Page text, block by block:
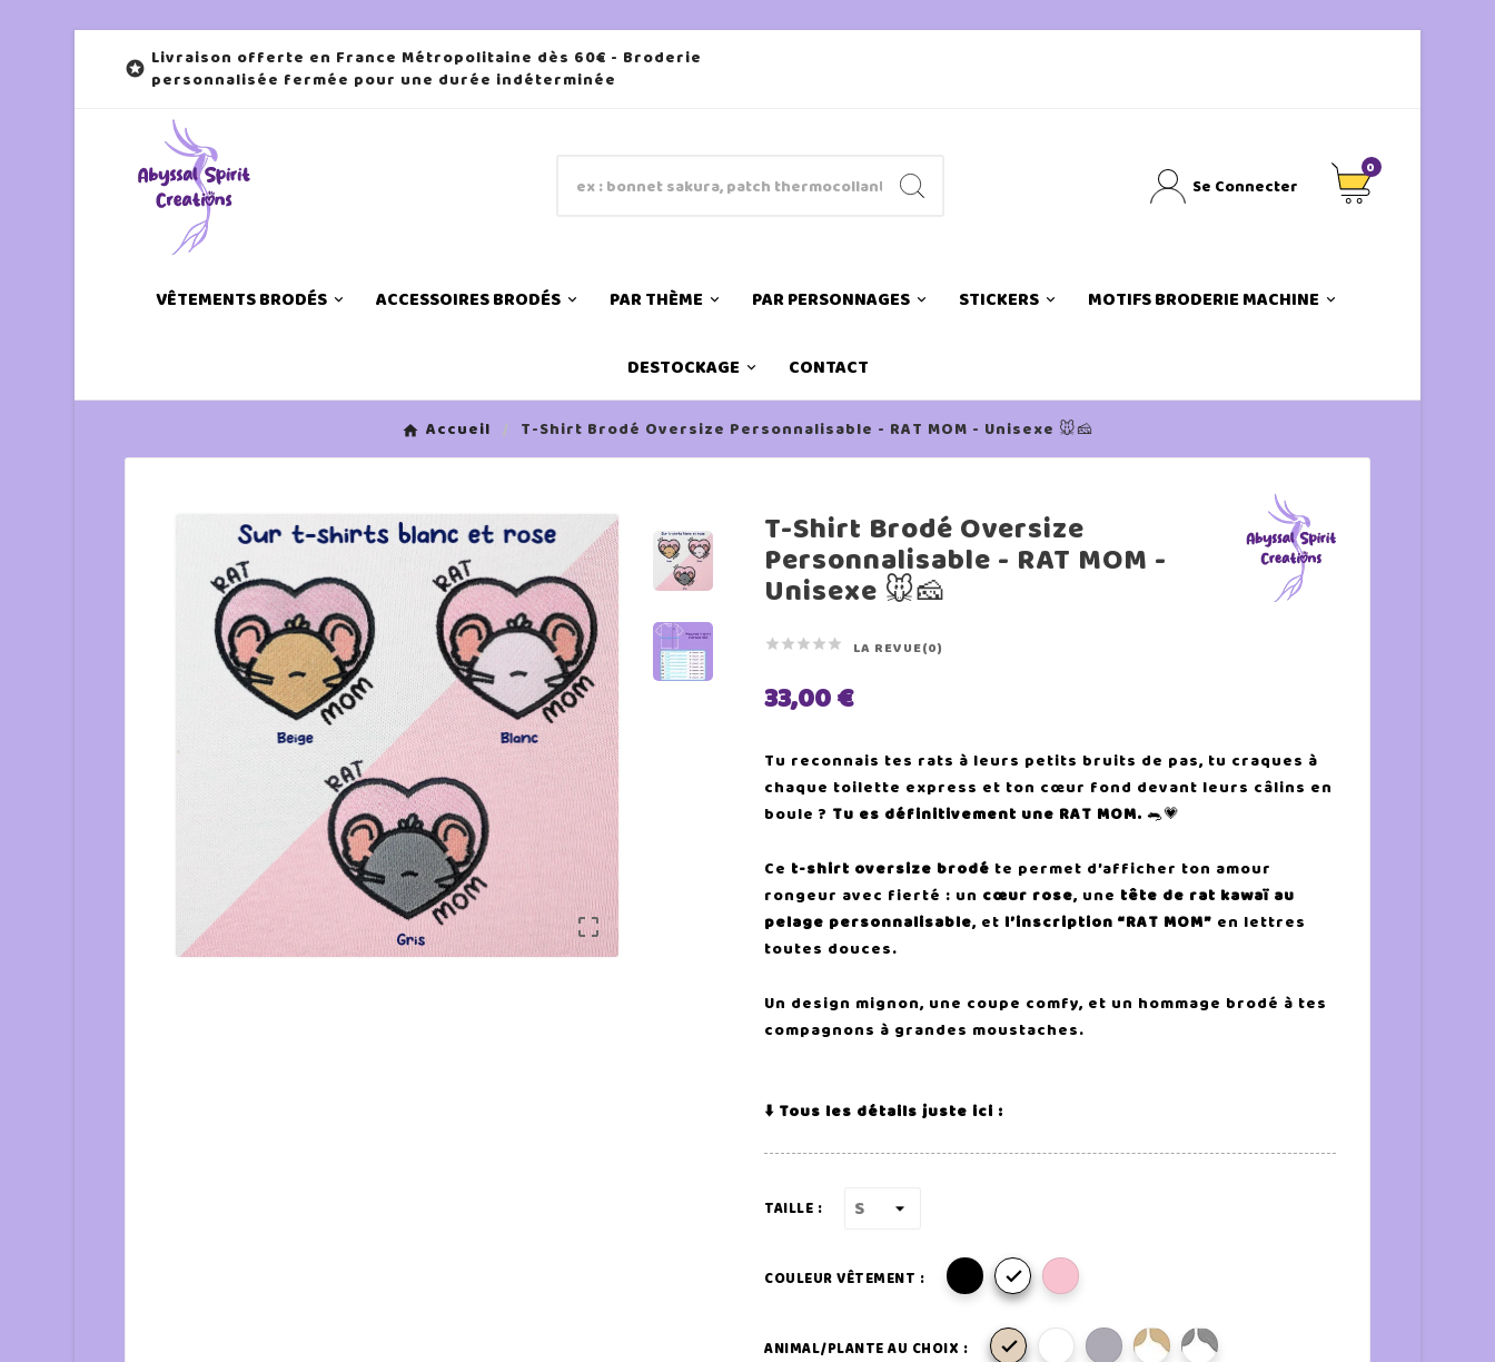
 Livraison offerte en France Métropolitaine dès 60€ - Broderie
personnalisée fermée pour une durée indéterminée
Se Connecter
0
VÊTEMENTS BRODÉS ACCESSOIRES BRODÉS PAR THÈME PAR PERSONNAGES STICKERS MOTIFS BRODERIE MACHINE
DESTOCKAGE CONTACT
Accueil T-Shirt Brodé Oversize Personnalisable - RAT MOM - Unisexe 🐭🧀

T-Shirt Brodé Oversize
Personnalisable - RAT MOM -
Unisexe 🐭🧀
     LA REVUE(0)
33,00 €
Tu reconnais tes rats à leurs petits bruits de pas, tu craques à
chaque toilette express et ton cœur fond devant leurs câlins en
boule ? Tu es définitivement une RAT MOM. 🐀💗
Ce t-shirt oversize brodé te permet d’afficher ton amour
rongeur avec fierté : un cœur rose, une tête de rat kawaï au
pelage personnalisable, et l’inscription “RAT MOM” en lettres
toutes douces.
Un design mignon, une coupe comfy, et un hommage brodé à tes
compagnons à grandes moustaches.
⬇️ Tous les détails juste ici :
TAILLE :
COULEUR VÊTEMENT : 
ANIMAL/PLANTE AU CHOIX : 